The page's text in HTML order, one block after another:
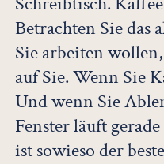
URBAN
1 bis 2 Personen .25
DETAILS
Betrachten Sie das
Sie arbeiten
auf Sie. Wenn Sie
Und wenn Sie
Fenster läuft
ist sowieso der